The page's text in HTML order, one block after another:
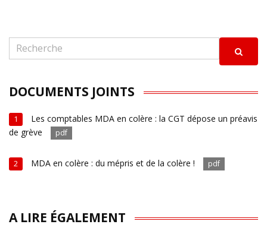
DOCUMENTS JOINTS
1
Les comptables MDA en colère : la CGT dépose un préavis
de grève
pdf
2 MDA en colère : du mépris et de la colère ! pdf
A LIRE ÉGALEMENT